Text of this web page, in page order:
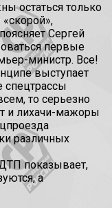
остаться только
Сергей
первые
министр. Все!
выступает
спецтрассы
то серьезно
и лихачи-мажоры
различных
показывает,
а